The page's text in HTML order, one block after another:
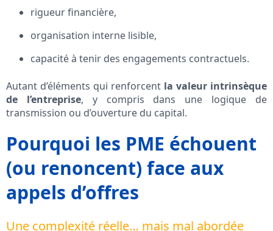
rigueur financière,
organisation interne lisible,
capacité à tenir des engagements contractuels.
Autant d’éléments qui renforcent la valeur intrinsèque
de l’entreprise, y compris dans une logique de
transmission ou d’ouverture du capital.
Pourquoi les PME échouent
(ou renoncent) face aux
appels d’offres
Une complexité réelle… mais mal abordée